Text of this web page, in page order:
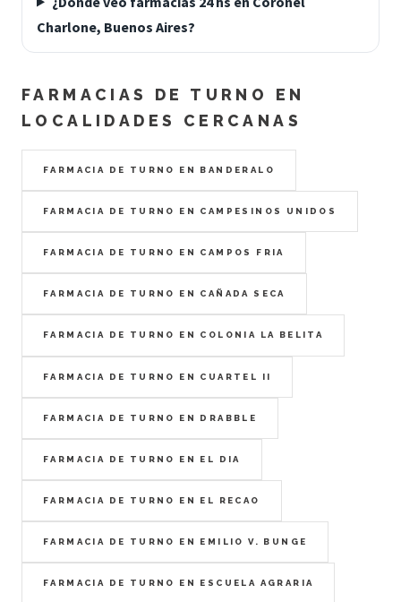
Charlone, Buenos Aires?
FARMACIAS DE TURNO EN
LOCALIDADES CERCANAS
FARMACIA DE TURNO EN BANDERALO
FARMACIA DE TURNO EN CAMPESINOS UNIDOS
FARMACIA DE TURNO EN CAMPOS FRIA
FARMACIA DE TURNO EN CAÑADA SECA
FARMACIA DE TURNO EN COLONIA LA BELITA
FARMACIA DE TURNO EN CUARTEL II
FARMACIA DE TURNO EN DRABBLE
FARMACIA DE TURNO EN EL DIA
FARMACIA DE TURNO EN EL RECAO
FARMACIA DE TURNO EN EMILIO V. BUNGE
FARMACIA DE TURNO EN ESCUELA AGRARIA